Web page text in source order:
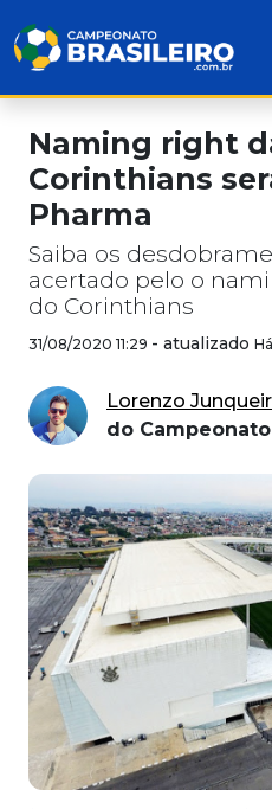
Naming right
Corinthians
Pharma
Saiba os
acertado pelo o
do Corinthians
31/08/2020 11:29 - atualizado
Lorenzo
do